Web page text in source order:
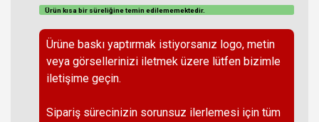
Ürün kısa bir süreliğine temin edilememektedir.
Ürüne baskı yaptırmak istiyorsanız logo, metin
veya görsellerinizi iletmek üzere lütfen bizimle
iletişime geçin.
Sipariş sürecinizin sorunsuz ilerlemesi için tüm